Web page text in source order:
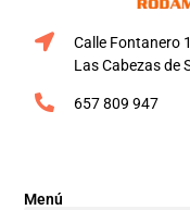
Calle Fontanero
Las Cabezas de
657 809 947
Menú